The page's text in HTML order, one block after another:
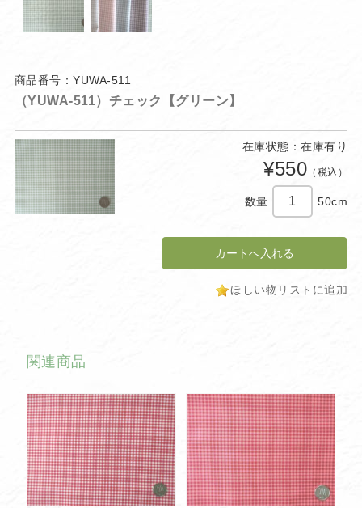
商品番号：YUWA-511
（YUWA-511）チェック【グリーン】
在庫状態：在庫有り
¥550 （税込）
数量 50cm
ほしい物リストに追加
関連商品